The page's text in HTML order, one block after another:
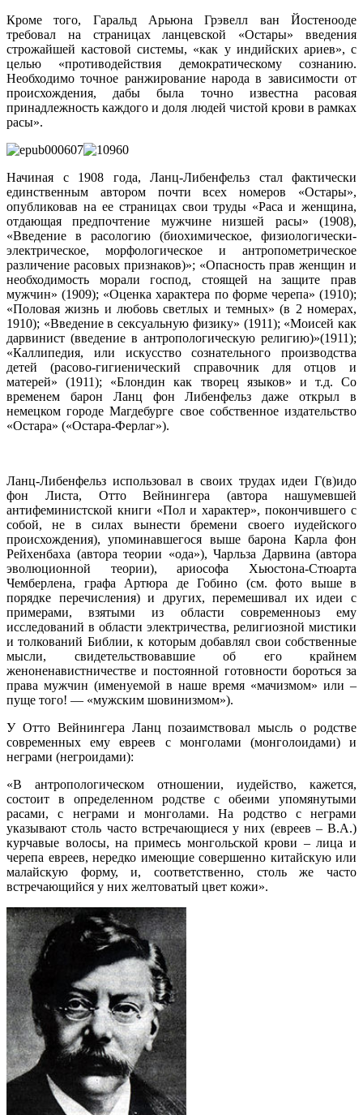
Кроме того, Гаральд Арьюна Грэвелл ван Йостенооде
требовал на страницах ланцевской «Остары» введения
строжайшей кастовой системы, «как у индийских ариев», с
целью «противодействия демократическому сознанию.
Необходимо точное ранжирование народа в зависимости от
происхождения, дабы была точно известна расовая
принадлежность каждого и доля людей чистой крови в рамках
расы».
Начиная с 1908 года, Ланц-Либенфельз стал фактически
единственным автором почти всех номеров «Остары»,
опубликовав на ее страницах свои труды «Раса и женщина,
отдающая предпочтение мужчине низшей расы» (1908),
«Введение в расологию (биохимическое, физиологически-
электрическое, морфологическое и антропометрическое
различение расовых признаков)»; «Опасность прав женщин и
необходимость морали господ, стоящей на защите прав
мужчин» (1909); «Оценка характера по форме черепа» (1910);
«Половая жизнь и любовь светлых и темных» (в 2 номерах,
1910); «Введение в сексуальную физику» (1911); «Моисей как
дарвинист (введение в антропологическую религию)»(1911);
«Каллипедия, или искусство сознательного производства
детей (расово-гигиенический справочник для отцов и
матерей» (1911); «Блондин как творец языков» и т.д. Со
временем барон Ланц фон Либенфельз даже открыл в
немецком городе Магдебурге свое собственное издательство
«Остара» («Остара-Ферлаг»).
Ланц-Либенфельз использовал в своих трудах идеи Г(в)идо
фон Листа, Отто Вейнингера (автора нашумевшей
антифеминистской книги «Пол и характер», покончившего с
собой, не в силах вынести бремени своего иудейского
происхождения), упоминавшегося выше барона Карла фон
Рейхенбаха (автора теории «ода»), Чарльза Дарвина (автора
эволюционной теории), ариософа Хьюстона-Стюарта
Чемберлена, графа Артюра де Гобино (см. фото выше в
порядке перечисления) и других, перемешивал их идеи с
примерами, взятыми из области современноыз ему
исследований в области электричества, религиозной мистики
и толкований Библии, к которым добавлял свои собственные
мысли, свидетельствовавшие об его крайнем
женоненавистничестве и постоянной готовности бороться за
права мужчин (именуемой в наше время «мачизмом» или –
пуще того! — «мужским шовинизмом»).
У Отто Вейнингера Ланц позаимствовал мысль о родстве
современных ему евреев с монголами (монголоидами) и
неграми (негроидами):
«В антропологическом отношении, иудейство, кажется,
состоит в определенном родстве с обеими упомянутыми
расами, с неграми и монголами. На родство с неграми
указывают столь часто встречающиеся у них (евреев – В.А.)
курчавые волосы, на примесь монгольской крови – лица и
черепа евреев, нередко имеющие совершенно китайскую или
малайскую форму, и, соответственно, столь же часто
встречающийся у них желтоватый цвет кожи».